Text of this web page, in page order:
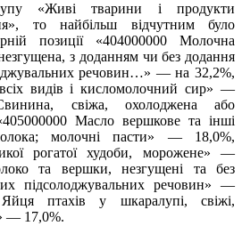
«Живі тварини і продукти
то найбільш відчутним було
позиції «404000000 Молочна
з доданням чи без додання
речовин…» — на 32,2%,
видів і кисломолочний сир» —
свіжа, охолоджена або
Масло вершкове та інші
молочні пасти» — 18,0%,
рогатої худоби, морожене» —
та вершки, незгущені та без
підсолоджувальних речовин» —
птахів у шкаралупі, свіжі,
— 17,0%.